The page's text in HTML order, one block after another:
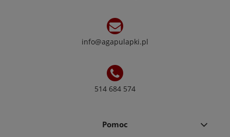
info@agapulapki.pl
514 684 574
Pomoc